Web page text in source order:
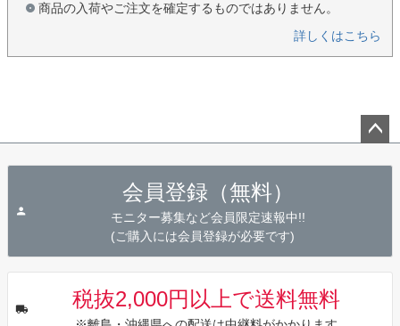
商品の入荷やご注文を確定するものではありません。
詳しくはこちら
会員登録（無料）
モニター募集など会員限定速報中!!
(ご購入には会員登録が必要です)
税抜2,000円以上で送料無料